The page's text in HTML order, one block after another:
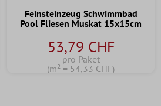
Feinsteinzeug Schwimmbad
Pool Fliesen Muskat 15x15cm
53,79 CHF
pro Paket
(m² = 54,33 CHF)